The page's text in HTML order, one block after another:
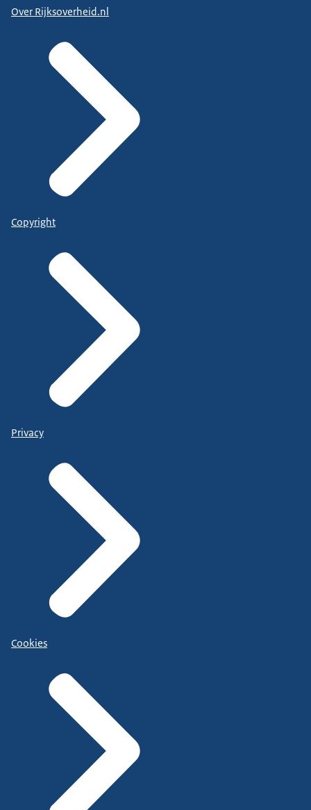
Over Rijksoverheid.nl
Copyright
Privacy
Cookies